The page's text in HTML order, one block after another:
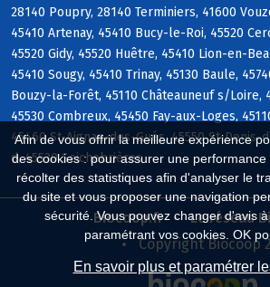
Afin de vous offrir la meilleure expérience
des cookies : pour assurer une
récolter des statistiques afin d'analyser le
du site et vous proposer une navigation
sécurité. Vous pouvez changer d'avis
paramétrant vos cookies. OK
En savoir plus et paramétrer
28140 Poupry, 28140 Terminiers, 41600
45410 Artenay, 45410 Bucy-le-Roi, 45520
45520 Gidy, 45520 Huêtre, 45410 Lion-en-
45410 Sougy, 45410 Trinay, 45130 Baule,
Bouzy-la-Forêt, 45110 Châteauneuf s/Loire,
45530 Combreux, 45450 Fay-aux-Loges,
45460 St-Aignan-des-Gués, 45550 St-Denis-
d, 45530 Seichebrières
Biocoop.fr
Le réseau
Copyright Biocoop